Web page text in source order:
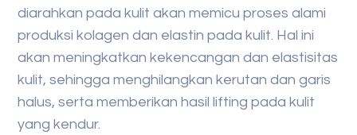
diarahkan pada kulit akan memicu proses alami
produksi kolagen dan elastin pada kulit. Hal ini
akan meningkatkan kekencangan dan elastisitas
kulit, sehingga menghilangkan kerutan dan garis
halus, serta memberikan hasil lifting pada kulit
yang kendur.